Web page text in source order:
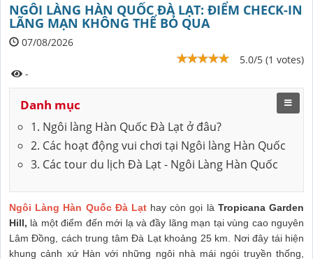
NGÔI LÀNG HÀN QUỐC ĐÀ LẠT: ĐIỂM CHECK-IN
LÃNG MẠN KHÔNG THỂ BỎ QUA
07/08/2026
5.0/5 (1 votes)
-
Danh mục
1. Ngôi làng Hàn Quốc Đà Lạt ở đâu?
2. Các hoạt động vui chơi tại Ngôi làng Hàn Quốc
3. Các tour du lịch Đà Lạt - Ngôi Làng Hàn Quốc
Ngôi Làng Hàn Quốc Đà Lạt hay còn gọi là Tropicana Garden
Hill, là một điểm đến mới lạ và đầy lãng mạn tại vùng cao nguyên
Lâm Đồng, cách trung tâm Đà Lạt khoảng 25 km. Nơi đây tái hiện
khung cảnh xứ Hàn với những ngôi nhà mái ngói truyền thống,